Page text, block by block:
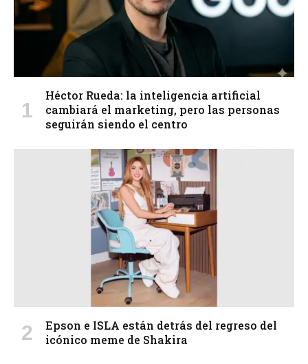
Héctor Rueda: la inteligencia artificial
cambiará el marketing, pero las personas
seguirán siendo el centro
Epson e ISLA están detrás del regreso del
icónico meme de Shakira